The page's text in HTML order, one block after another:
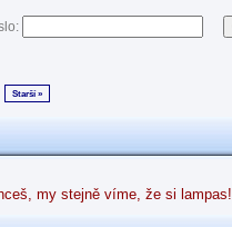
Starší »
my stejně víme, že si lampas!